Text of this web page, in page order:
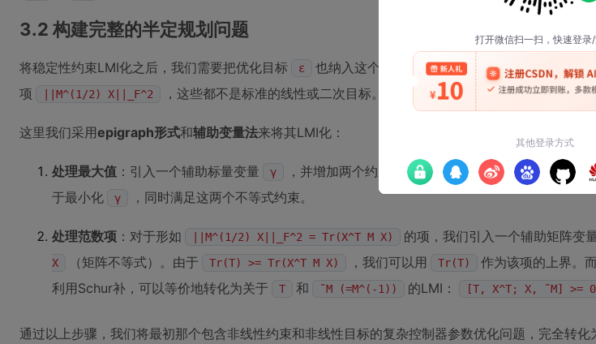
3.2 构建完整的半定规划问题
将稳定性约束LMI化之后，我们需要把优化目标 ε 也纳入这个框架。目标函数 ε 中包含一个最大
项
||M^(1/2) X||_F^2 ，这些都不是标准的线性或二次目标。
这里我们采用epigraph形式和辅助变量法来将其LMI化：
处理最大值 ：引入一个辅助标量变量 γ ，并增加两个约束： γ >= 项1 和 γ >= 项2 。那
于最小化
γ ，同时满足这两个不等式约束。
处理范数项 ：对于形如 ||M^(1/2) X||_F^2 = Tr(X^T M X) 的项，我们引入一个辅助矩阵变
X
（矩阵不等式）。由于 Tr(T) >= Tr(X^T M X) ，我们可以用 Tr(T) 作为该项的上界。而
利用Schur补，可以等价地转化为关于
T 和 ˜M (=M^(-1)) 的LMI： [T, X^T; X, ˜M] >= 0
通过以上步骤，我们将最初那个包含非线性约束和非线性目标的复杂控制器参数优化问题，完全转化